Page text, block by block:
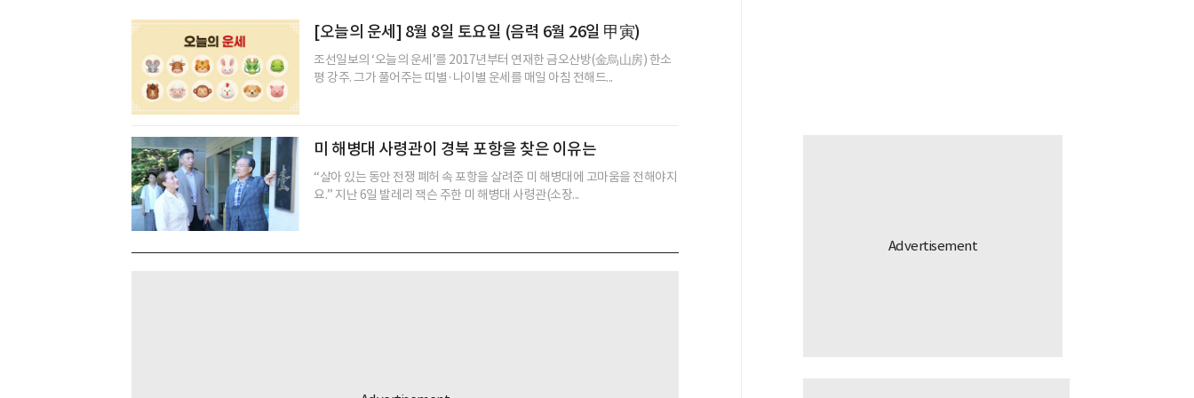
[오늘의 운세] 8월 8일 토요일 (음력 6월 26일 甲寅)
조선일보의 ‘오늘의 운세’를 2017년부터 연재한 금오산방(金烏山房) 한소
평 강주. 그가 풀어주는 띠별·나이별 운세를 매일 아침 전해드...
미 해병대 사령관이 경북 포항을 찾은 이유는
“살아 있는 동안 전쟁 폐허 속 포항을 살려준 미 해병대에 고마움을 전해야지
요.” 지난 6일 발레리 잭슨 주한 미 해병대 사령관(소장...